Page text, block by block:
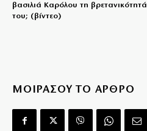
βασιλιά Καρόλου τη βρετανικότητά
του; (βίντεο)
ΜΟΙΡΑΣΟΥ ΤΟ ΑΡΘΡΟ